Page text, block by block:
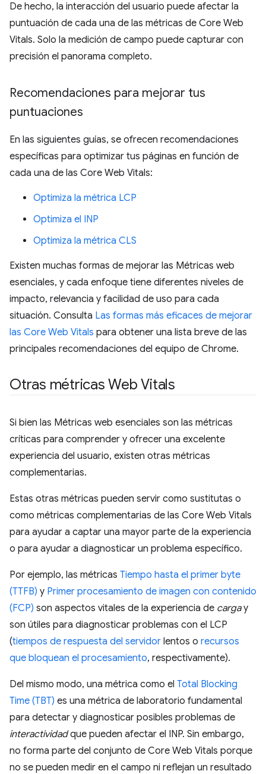
De hecho, la interacción del usuario puede afectar la
puntuación de cada una de las métricas de Core Web
Vitals. Solo la medición de campo puede capturar con
precisión el panorama completo.
Recomendaciones para mejorar tus
puntuaciones
En las siguientes guías, se ofrecen recomendaciones
específicas para optimizar tus páginas en función de
cada una de las Core Web Vitals:
Optimiza la métrica LCP
Optimiza el INP
Optimiza la métrica CLS
Existen muchas formas de mejorar las Métricas web
esenciales, y cada enfoque tiene diferentes niveles de
impacto, relevancia y facilidad de uso para cada
situación. Consulta Las formas más eficaces de mejorar
las Core Web Vitals para obtener una lista breve de las
principales recomendaciones del equipo de Chrome.
Otras métricas Web Vitals
Si bien las Métricas web esenciales son las métricas
críticas para comprender y ofrecer una excelente
experiencia del usuario, existen otras métricas
complementarias.
Estas otras métricas pueden servir como sustitutas o
como métricas complementarias de las Core Web Vitals
para ayudar a captar una mayor parte de la experiencia
o para ayudar a diagnosticar un problema específico.
Por ejemplo, las métricas Tiempo hasta el primer byte
(TTFB) y Primer procesamiento de imagen con contenido
(FCP) son aspectos vitales de la experiencia de cargay
son útiles para diagnosticar problemas con el LCP
(tiempos de respuesta del servidor lentos o recursos
que bloquean el procesamiento, respectivamente).
Del mismo modo, una métrica como el Total Blocking
Time (TBT) es una métrica de laboratorio fundamental
para detectar y diagnosticar posibles problemas de
interactividadque pueden afectar el INP. Sin embargo,
no forma parte del conjunto de Core Web Vitals porque
no se pueden medir en el campo ni reflejan un resultado